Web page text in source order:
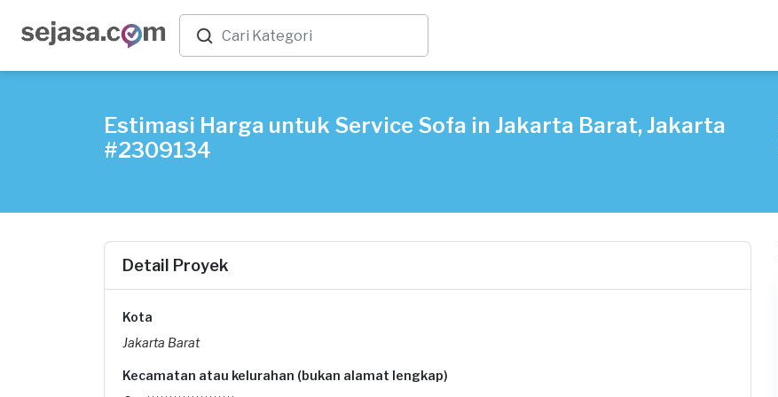
Estimasi Harga untuk Service Sofa in Jakarta Barat, Jakarta
#2309134
Detail Proyek
Kota
Jakarta Barat
Kecamatan atau kelurahan (bukan alamat lengkap)